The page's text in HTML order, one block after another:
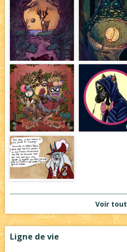
Voir tout
Ligne de vie